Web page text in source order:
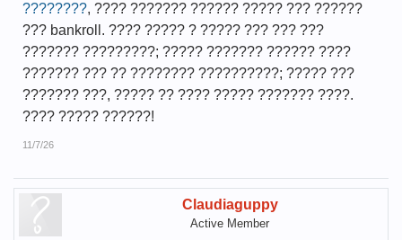
????????, ???? ??????? ?????? ????? ??? ??????
??? bankroll. ???? ????? ? ????? ??? ??? ???
??????? ?????????; ????? ??????? ?????? ????
??????? ??? ?? ???????? ??????????; ????? ???
??????? ???, ????? ?? ???? ????? ??????? ????.
???? ????? ??????!
11/7/26
Claudiaguppy
Active Member